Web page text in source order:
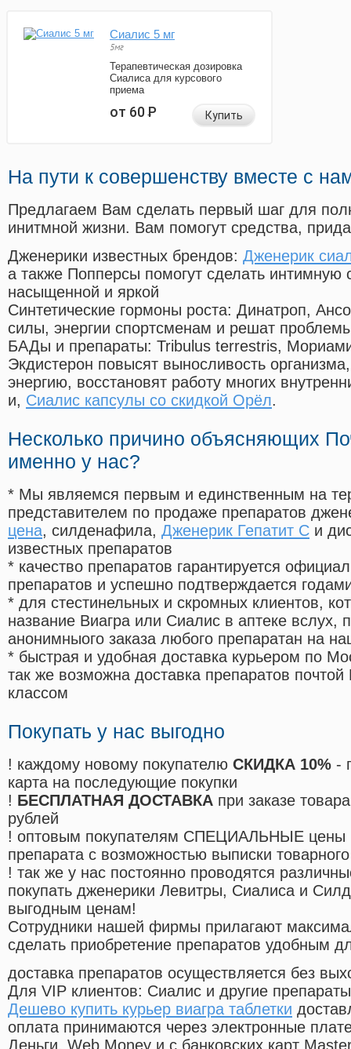
Сиалис 5 мг
5мг
Терапевтическая дозировка
Сиалиса для курсового
приема
от 60Р Купить
На пути к совершенству вместе с
Предлагаем Вам сделать первый шаг для
инитмной жизни. Вам помогут средства,
Дженерики известных брендов: Дженерик
а также Попперсы помогут сделать
насыщенной и яркой
Синтетические гормоны роста: Динатроп,
силы, энергии спортсменам и решат
БАДы и препараты: Tribulus terrestris,
Экдистерон повысят выносливость
энергию, восстановят работу многих
и, Сиалис капсулы со скидкой Орёл.
Несколько причино объясняющих
именно у нас?
* Мы являемся первым и единственным на
представителем по продаже препаратов
цена, силденафила, Дженерик Гепатит С и
известных препаратов
* качество препаратов гарантируется
препаратов и успешно подтверждается
* для стестинельных и скромных клиентов,
название Виагра или Сиалис в аптеке вслух,
анонимныого заказа любого препаратан на
* быстрая и удобная доставка курьером по
так же возможна доставка препаратов
классом
Покупать у нас выгодно
! каждому новому покупателю СКИДКА 10% -
карта на последующие покупки
! БЕСПЛАТНАЯ ДОСТАВКА при заказе
рублей
! оптовым покупателям СПЕЦИАЛЬНЫЕ цены
препарата с возможностью выписки
! так же у нас постоянно проводятся
покупать дженерики Левитры, Сиалиса и
выгодным ценам!
Cотрудники нашей фирмы прилагают
сделать приобретение препаратов удобным
доставка препаратов осуществляется без
Для VIP клиентов: Сиалис и другие
Дешево купить курьер виагра таблетки
оплата принимаются через электронные
Деньги, Web Money и с банковских карт